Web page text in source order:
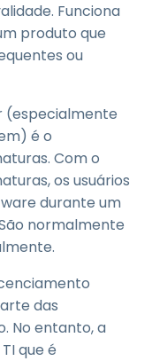
Funciona
produto que
ou
(especialmente
é o
Com o
os usuários
durante um
normalmente
das
No entanto, a
que é